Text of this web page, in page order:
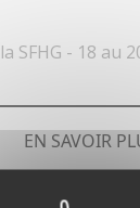
SFHG - 18 au
EN SAVOIR